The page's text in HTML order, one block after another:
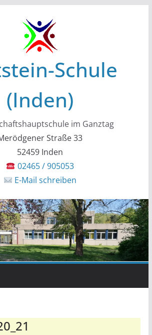
Schule
(Inden)
im Ganztag
Straße 33
52459 Inden
02465 / 905053
E-Mail schreiben